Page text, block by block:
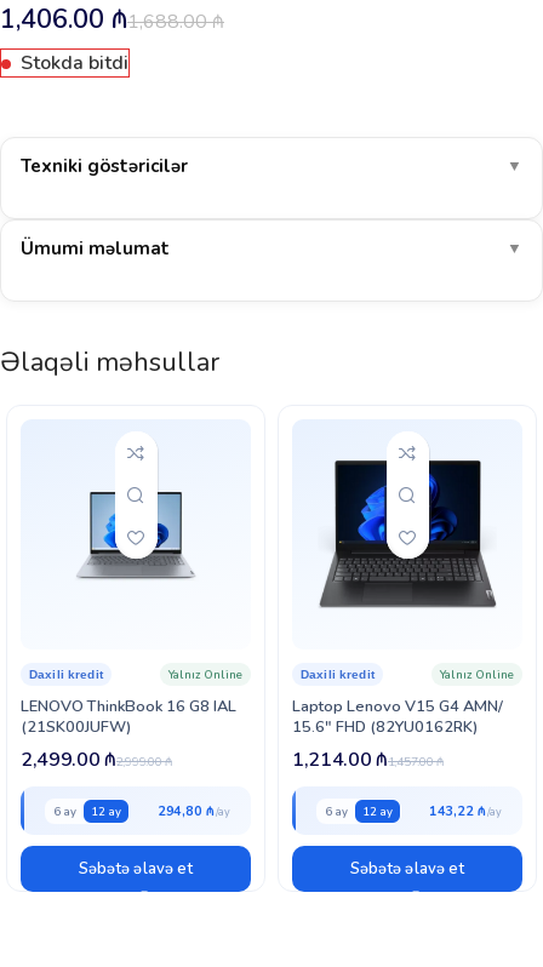
1,688.00₼
1,406.00 ₼
Stokda bitdi
Texniki göstəricilər ▼
Ümumi məlumat ▼
Əlaqəli məhsullar
LENOVO ThinkBook 16 G8 IAL
(21SK00JUFW)
Daxili kredit Yalnız Online
2,999.00₼
2,499.00₼
6 ay 12 ay 294,80 ₼
Səbətə əlavə et
Laptop Lenovo V15 G4 AMN/
15.6″ FHD (82YU0162RK)
Daxili kredit Yalnız Online
1,457.00₼
1,214.00₼
6 ay 12 ay 143,22 ₼
Səbətə əlavə et